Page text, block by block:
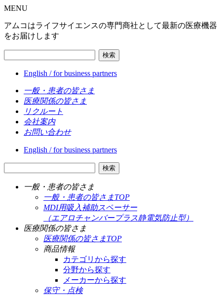
MENU
アムコはライフサイエンスの専門商社として最新の医療機器
をお届けします
検索
English / for business partners
一般・患者の皆さま
医療関係の皆さま
リクルート
会社案内
お問い合わせ
English / for business partners
検索
一般・患者の皆さま
一般・患者の皆さまTOP
MDI用吸入補助スペーサー
（エアロチャンバープラス静電気防止型）
医療関係の皆さま
医療関係の皆さまTOP
商品情報
カテゴリから探す
分野から探す
メーカーから探す
保守・点検